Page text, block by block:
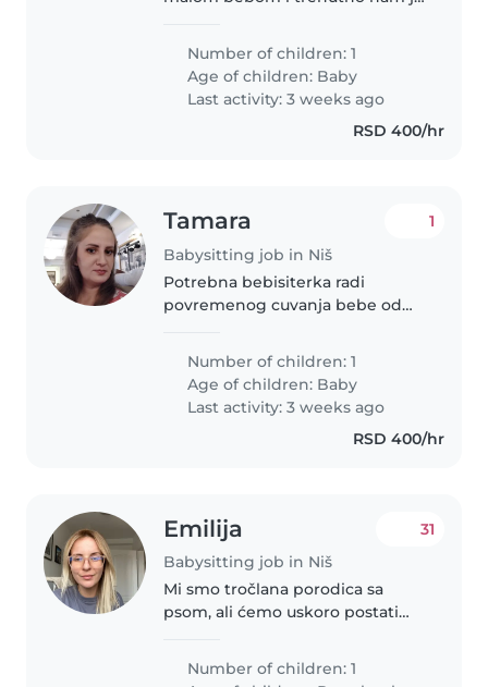
dnevno oko njenog čuvanja i
svakodnevnih kućnih obaveza. Ja
se bavim marketingom, dok se..
Number of children: 1
Age of children: Baby
Last activity: 3 weeks ago
RSD 400/hr
Tamara
Babysitting job in Niš
1
Potrebna bebisiterka radi
povremenog cuvanja bebe od
Number of children: 1
Age of children: Baby
Last activity: 3 weeks ago
RSD 400/hr
Emilija
Babysitting job in Niš
31
Mi smo tročlana porodica sa
psom, ali ćemo uskoro postati
bi čuvala petogodišnjaka i
raspoloženi smo da zajedno
Number of children: 1